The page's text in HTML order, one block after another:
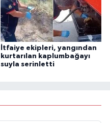
İtfaiye ekipleri, yangından
kurtarılan kaplumbağayı
suyla serinletti